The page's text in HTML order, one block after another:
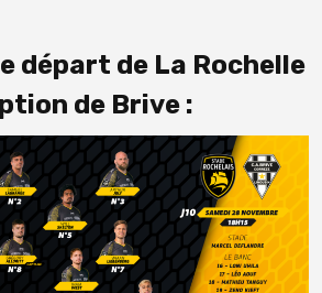
départ de La Rochelle
de Brive :